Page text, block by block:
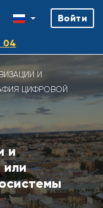
Войти
04
И
ЦИФРОВОЙ
и